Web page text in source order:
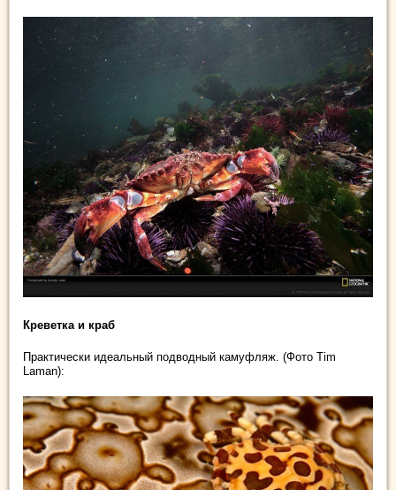
Креветка и краб
Практически идеальный подводный камуфляж. (Фото Tim
Laman):